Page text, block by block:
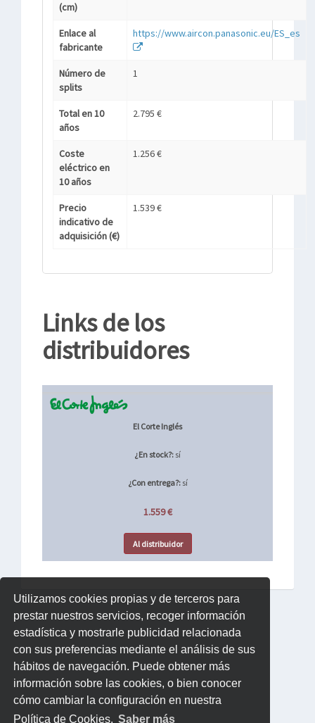
Utilizamos cookies propias y de terceros para
prestar nuestros servicios, recoger información
estadística y mostrarle publicidad relacionada
con sus preferencias mediante el análisis de sus
hábitos de navegación. Puede obtener más
información sobre las cookies, o bien conocer
cómo cambiar la configuración en nuestra
Política de Cookies. Saber más
(cm)
Enlace al
fabricante
https://www.aircon.panasonic.eu/ES_es
Número de
splits
1
Total en 10
años
2.795 €
Coste
eléctrico en
10 años
1.256 €
Precio
indicativo de
adquisición (€)
1.539 €
Links de los
distribuidores
El Corte Inglés
¿En stock?: sí
¿Con entrega?:sí
1.559 €
Al distribuidor